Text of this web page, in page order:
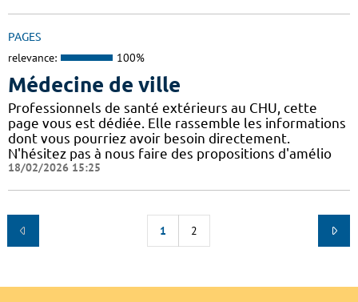
PAGES
relevance: 100%
Médecine de ville
Professionnels de santé extérieurs au CHU, cette
page vous est dédiée. Elle rassemble les informations
dont vous pourriez avoir besoin directement.
N'hésitez pas à nous faire des propositions d'amélio
18/02/2026 15:25
1 2